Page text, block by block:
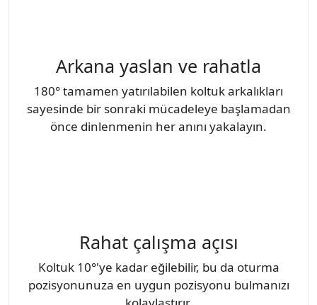
Arkana yaslan ve rahatla
180° tamamen yatırılabilen koltuk arkalıkları
sayesinde bir sonraki mücadeleye başlamadan
önce dinlenmenin her anını yakalayın.
Rahat çalışma açısı
Koltuk 10°'ye kadar eğilebilir, bu da oturma
pozisyonunuza en uygun pozisyonu bulmanızı